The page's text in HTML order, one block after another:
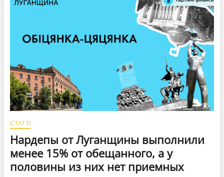
СТАТТІ
Нардепы от Луганщины выполнили
менее 15% от обещанного, а у
половины из них нет приемных